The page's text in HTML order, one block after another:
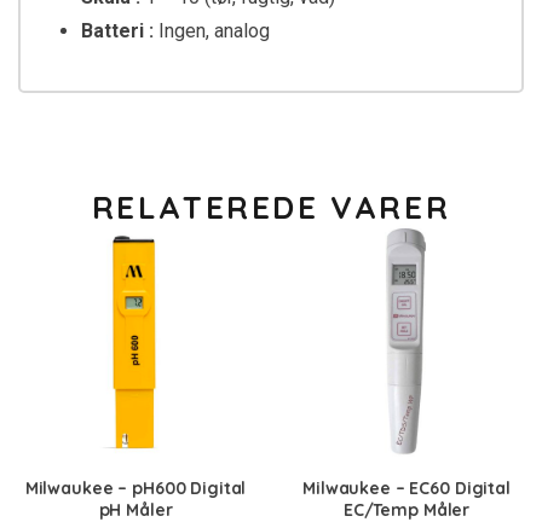
Batteri : Ingen, analog
RELATEREDE VARER
Milwaukee – pH600 Digital
pH Måler
Milwaukee – EC60 Digital
EC/Temp Måler